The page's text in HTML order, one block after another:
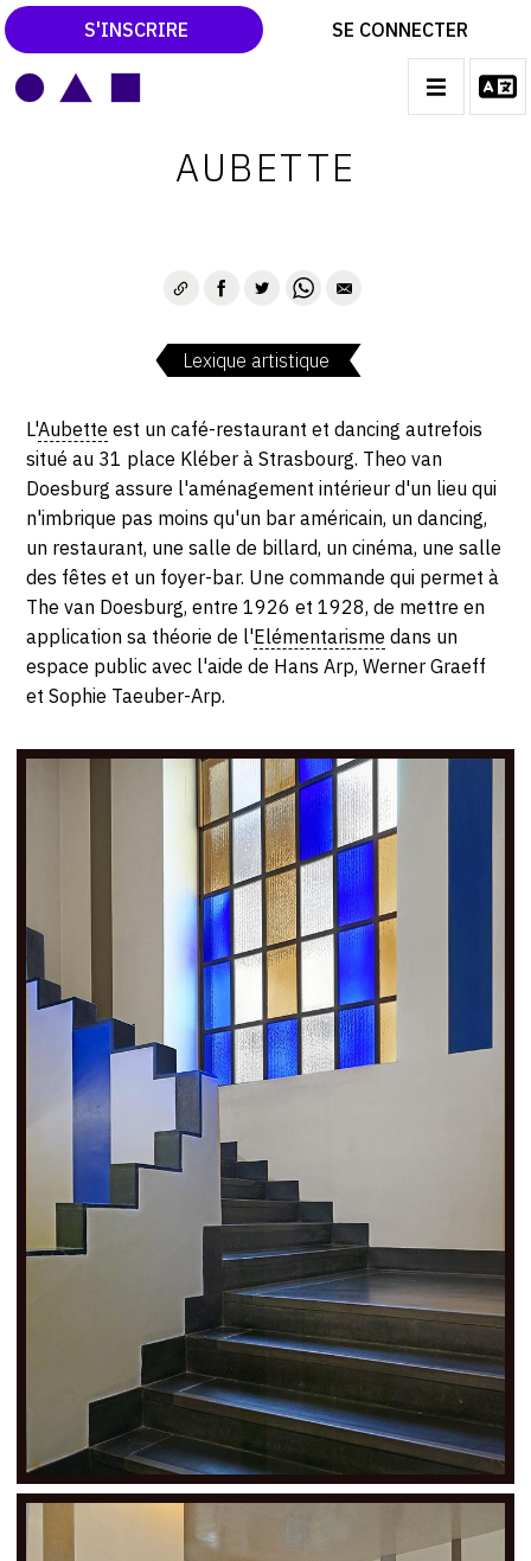
S'INSCRIRE SE CONNECTER
CATALOGUES RAISONNÉS
LES VERNISSAGES
ACTUALITÉS DU MONDE DE L'ART
LEXIQUE ARTISTIQUE
SERVICES
CRÉER SON CATALOGUE RAISONNÉ
ABONNEMENTS DÉDIÉS AUX GALERISTES
CRÉER SON SITE ARTISTE
CRÉER SON CATALOGUE D'EXPO
PUBLIER SES EXPOSITIONS
DEVENIR CONTRIBUTEUR
À PROPOS
L'ÉQUIPE OAM
À PROPOS D'OAM
CONTACT
CGV
SUIVEZ-NOUS
INSTAGRAM
FACEBOOK
TWITTER
PINTEREST
AUBETTE
Lexique artistique
L'Aubette est un café-restaurant et dancing autrefois
situé au 31 place Kléber à Strasbourg. Theo van
Doesburg assure l'aménagement intérieur d'un lieu qui
n'imbrique pas moins qu'un bar américain, un dancing,
un restaurant, une salle de billard, un cinéma, une salle
des fêtes et un foyer-bar. Une commande qui permet à
The van Doesburg, entre 1926 et 1928, de mettre en
application sa théorie de l'Elémentarisme dans un
espace public avec l'aide de Hans Arp, Werner Graeff
et Sophie Taeuber-Arp.